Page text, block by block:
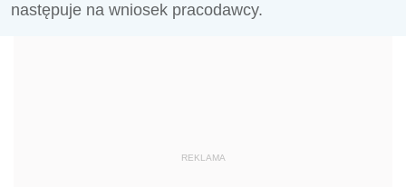
następuje na wniosek pracodawcy.
REKLAMA